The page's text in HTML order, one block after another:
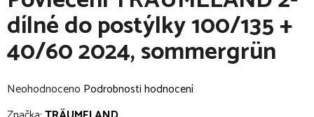
dílné do postýlky 100/135 +
40/60 2024, sommergrün
Průměrné
hodnocení
Neohodnoceno Podrobnosti hodnocení